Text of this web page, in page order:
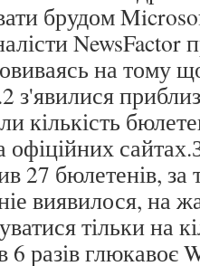
брудом
NewsFactor
на тому
з'явилися
кількість
офіційних
27 бюлетенів, за
виявилося, на
тільки на
6 разів глюкавоє